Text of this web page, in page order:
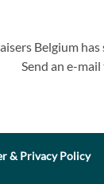
Belgium has
Send an e-
& Privacy Policy